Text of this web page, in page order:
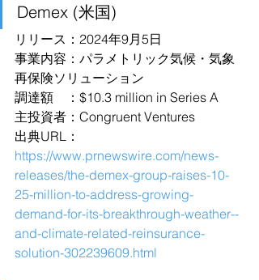
Demex (米国)
リリース：2024年9月5日
事業内容：パラメトリック気候・気象
再保険ソリューション
調達額　：$10.3 million in Series A
主投資者：Congruent Ventures
出典URL：
https://www.prnewswire.com/news-
releases/the-demex-group-raises-10-
25-million-to-address-growing-
demand-for-its-breakthrough-weather--
and-climate-related-reinsurance-
solution-302239609.html